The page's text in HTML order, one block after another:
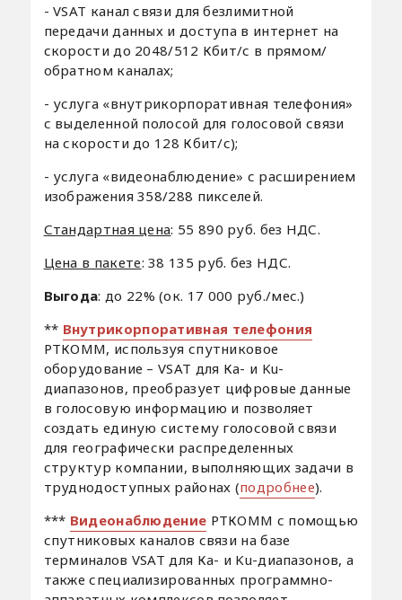
- VSAT канал связи для безлимитной
передачи данных и доступа в интернет на
скорости до 2048/512 Кбит/с в прямом/
обратном каналах;
- услуга «внутрикорпоративная телефония»
с выделенной полосой для голосовой связи
на скорости до 128 Кбит/с);
- услуга «видеонаблюдение» с расширением
изображения 358/288 пикселей.
Стандартная цена: 55 890 руб. без НДС.
Цена в пакете: 38 135 руб. без НДС.
Выгода: до 22% (ок. 17 000 руб./мес.)
** Внутрикорпоративная телефония
РТКОММ, используя спутниковое
оборудование – VSAT для Ка- и Ku-
диапазонов, преобразует цифровые данные
в голосовую информацию и позволяет
создать единую систему голосовой связи
для географически распределенных
структур компании, выполняющих задачи в
труднодоступных районах (подробнее).
*** Видеонаблюдение РТКОММ с помощью
спутниковых каналов связи на базе
терминалов VSAT для Ка- и Ku-диапазонов, а
также специализированных программно-